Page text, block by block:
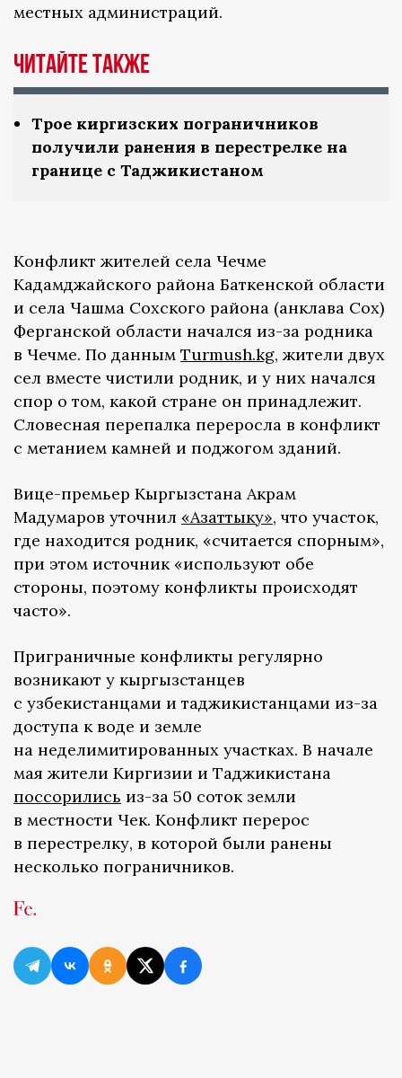
местных администраций.
Читайте также
Трое киргизских пограничников
получили ранения в перестрелке на
границе с Таджикистаном
Конфликт жителей села Чечме
Кадамджайского района Баткенской области
и села Чашма Сохского района (анклава Сох)
Ферганской области начался из-за родника
в Чечме. По данным Turmush.kg, жители двух
сел вместе чистили родник, и у них начался
спор о том, какой стране он принадлежит.
Словесная перепалка переросла в конфликт
с метанием камней и поджогом зданий.
Вице-премьер Кыргызстана Акрам
Мадумаров уточнил «Азаттыку», что участок,
где находится родник, «считается спорным»,
при этом источник «используют обе
стороны, поэтому конфликты происходят
часто».
Приграничные конфликты регулярно
возникают у кыргызстанцев
с узбекистанцами и таджикистанцами из-за
доступа к воде и земле
на неделимитированных участках. В начале
мая жители Киргизии и Таджикистана
поссорились из-за 50 соток земли
в местности Чек. Конфликт перерос
в перестрелку, в которой были ранены
несколько пограничников.